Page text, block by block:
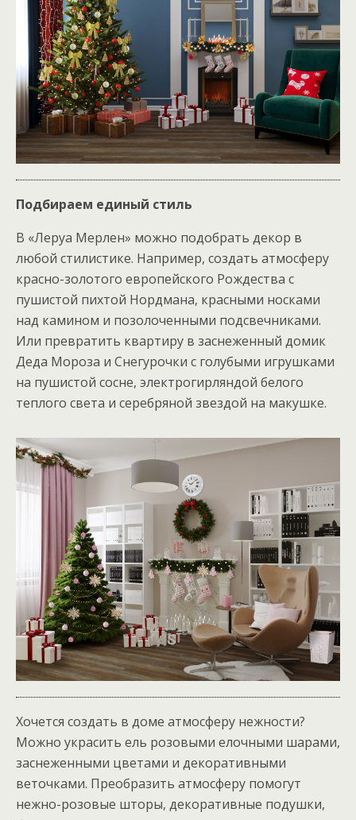
Подбираем единый стиль
В «Леруа Мерлен» можно подобрать декор в
любой стилистике. Например, создать атмосферу
красно-золотого европейского Рождества с
пушистой пихтой Нордмана, красными носками
над камином и позолоченными подсвечниками.
Или превратить квартиру в заснеженный домик
Деда Мороза и Снегурочки с голубыми игрушками
на пушистой сосне, электрогирляндой белого
теплого света и серебряной звездой на макушке.
Хочется создать в доме атмосферу нежности?
Можно украсить ель розовыми елочными шарами,
заснеженными цветами и декоративными
веточками. Преобразить атмосферу помогут
нежно-розовые шторы, декоративные подушки,